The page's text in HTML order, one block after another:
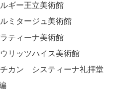
ギー王立美術館
ミタージュ美術館
ティーナ美術館
リッツハイス美術館
カン システィーナ礼拝堂